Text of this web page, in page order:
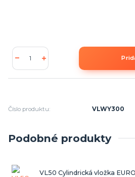
Číslo produktu: VLWY300
Podobné produkty
VL50 Cylindrická vložka